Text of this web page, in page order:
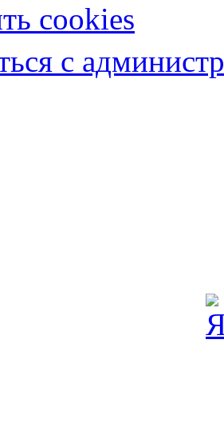
cookies
с